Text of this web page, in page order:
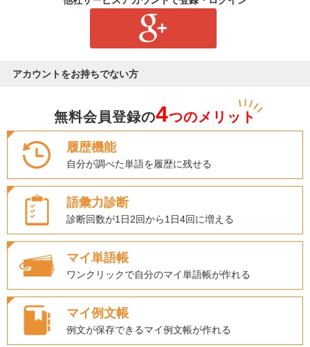
アカウントをお持ちでない方
無料会員登録の4つのメリット
履歴機能
自分が調べた単語を履歴に残せる
語彙力診断
診断回数が1日2回から1日4回に増える
マイ単語帳
ワンクリックで自分のマイ単語帳が作れる
マイ例文帳
例文が保存できるマイ例文帳が作れる